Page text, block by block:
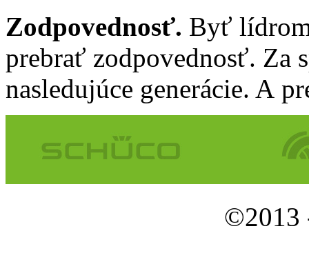
Zodpovednosť. Byť lídrom
prebrať zodpovednosť. Za
nasledujúce generácie. A
©2013